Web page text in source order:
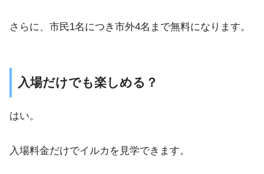
さらに、市民1名につき市外4名まで無料になります。
入場だけでも楽しめる？
はい。
入場料金だけでイルカを見学できます。